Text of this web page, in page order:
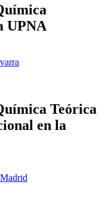
UPNA
Teórica
en la